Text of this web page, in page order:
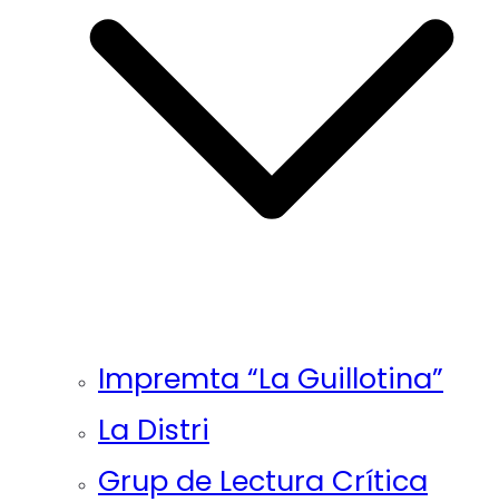
Impremta “La Guillotina”
La Distri
Grup de Lectura Crítica